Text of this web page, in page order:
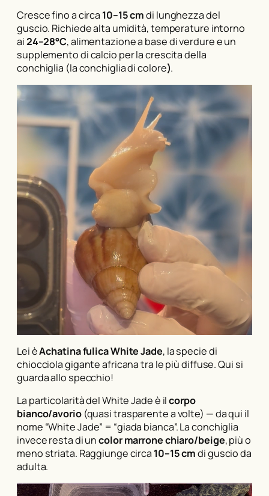
Cresce fino a circa 10–15 cmdi lunghezza del
guscio. Richiede alta umidità, temperature intorno
ai24–28°C, alimentazione a base di verdure e un
supplemento di calcio per la crescita della
conchiglia (la conchiglia di colore).
Lei èAchatina fulica White Jade, la specie di
chiocciola gigante africana tra le più diffuse. Qui si
guarda allo specchio!
La particolarità del White Jade è ilcorpo
bianco/avorio(quasi trasparente a volte) — da qui il
nome “White Jade” = “giada bianca”. La conchiglia
invece resta di uncolor marrone chiaro/beige, più o
meno striata. Raggiunge circa 10–15 cmdi guscio da
adulta.